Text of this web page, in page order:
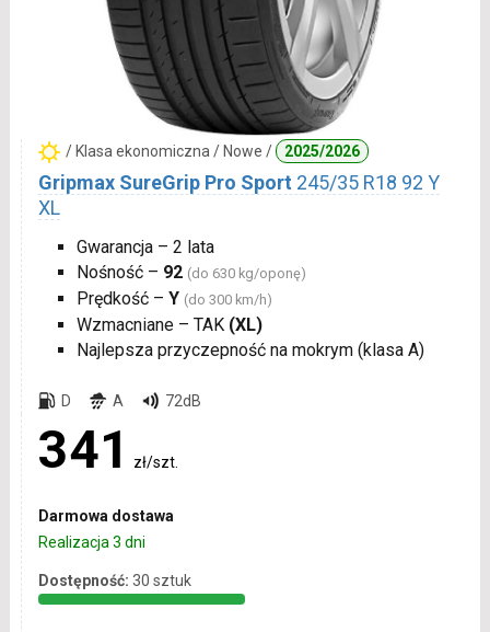
/ Klasa ekonomiczna / Nowe / 2025/2026
Gripmax SureGrip Pro Sport 245/35 R18 92 Y
XL
Gwarancja – 2 lata
Nośność – 92 (do 630 kg/oponę)
Prędkość – Y (do 300 km/h)
Wzmacniane – TAK (XL)
Najlepsza przyczepność na mokrym (klasa A)
D A 72dB
341 zł/szt.
Darmowa dostawa
Realizacja 3 dni
Dostępność: 30 sztuk